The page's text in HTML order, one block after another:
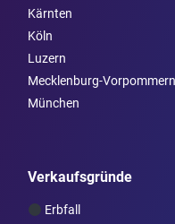
Kärnten
Köln
Luzern
Mecklenburg-Vorpommern
München
Verkaufsgründe
Erbfall